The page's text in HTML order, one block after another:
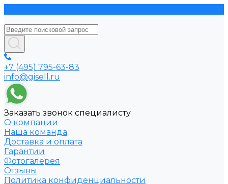
+7 (495) 795-63-83
info@gisell.ru
Заказать звонок специалисту
О компании
Наша команда
Доставка и оплата
Гарантии
Фотогалерея
Отзывы
Политика конфиденциальности